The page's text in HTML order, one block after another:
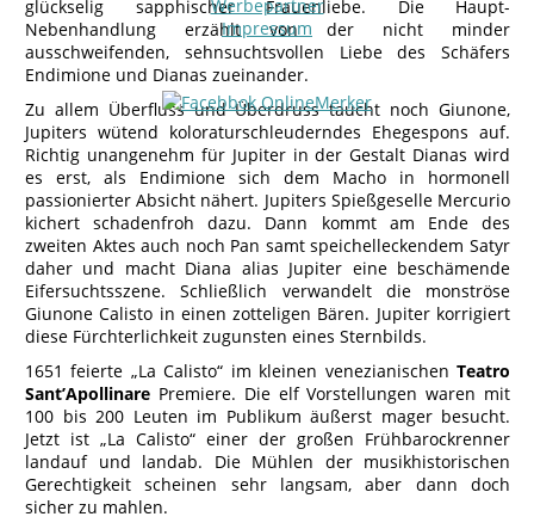
Werbepartner
Impressum
glückselig sapphischer Frauenliebe. Die Haupt-
Nebenhandlung erzählt von der nicht minder
ausschweifenden, sehnsuchtsvollen Liebe des Schäfers
Endimione und Dianas zueinander.
Zu allem Überfluss und Überdruss taucht noch Giunone,
Jupiters wütend koloraturschleuderndes Ehegespons auf.
Richtig unangenehm für Jupiter in der Gestalt Dianas wird
es erst, als Endimione sich dem Macho in hormonell
passionierter Absicht nähert. Jupiters Spießgeselle Mercurio
kichert schadenfroh dazu. Dann kommt am Ende des
zweiten Aktes auch noch Pan samt speichelleckendem Satyr
daher und macht Diana alias Jupiter eine beschämende
Eifersuchtsszene. Schließlich verwandelt die monströse
Giunone Calisto in einen zotteligen Bären. Jupiter korrigiert
diese Fürchterlichkeit zugunsten eines Sternbilds.
1651 feierte „La Calisto“ im kleinen venezianischen Teatro
Sant’Apollinare Premiere. Die elf Vorstellungen waren mit
100 bis 200 Leuten im Publikum äußerst mager besucht.
Jetzt ist „La Calisto“ einer der großen Frühbarockrenner
landauf und landab. Die Mühlen der musikhistorischen
Gerechtigkeit scheinen sehr langsam, aber dann doch
sicher zu mahlen.